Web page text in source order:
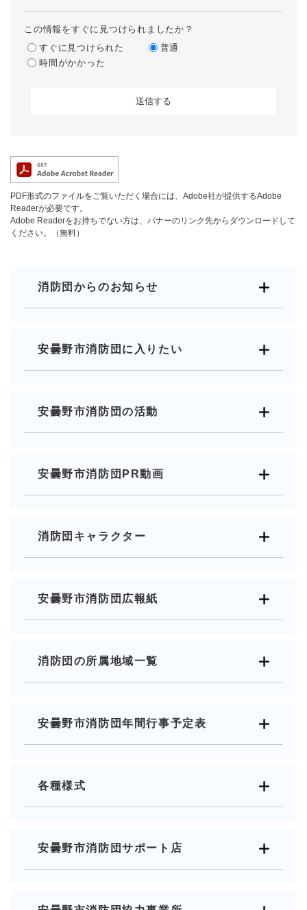
この情報をすぐに見つけられましたか？
すぐに見つけられた
普通
時間がかかった
PDF形式のファイルをご覧いただく場合には、Adobe社が提供するAdobe
Readerが必要です。
Adobe Readerをお持ちでない方は、バナーのリンク先からダウンロードして
ください。（無料）
消防団からのお知らせ
安曇野市消防団に入りたい
安曇野市消防団の活動
安曇野市消防団PR動画
消防団キャラクター
安曇野市消防団広報紙
消防団の所属地域一覧
安曇野市消防団年間行事予定表
各種様式
安曇野市消防団サポート店